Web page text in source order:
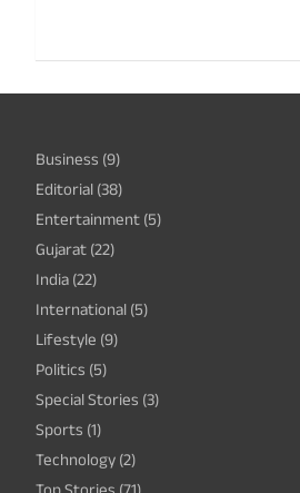
Business (9)
Editorial(38)
Entertainment(5)
Gujarat(22)
India(22)
International(5)
Lifestyle (9)
Politics (5)
Special Stories (3)
Sports (1)
Technology(2)